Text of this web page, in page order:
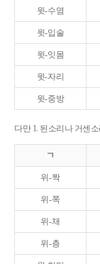
윗-수염
윗-입술
윗-잇몸
윗-자리
윗-중방
다만 1. 된소리나 거센
ㄱ
위-짝
위-쪽
위-채
위-층